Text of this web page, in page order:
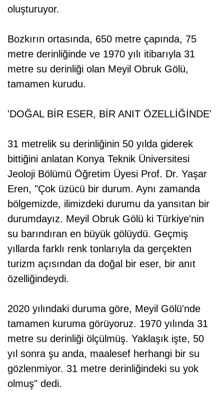
oluşturuyor.
Bozkırın ortasında, 650 metre çapında, 75
metre derinliğinde ve 1970 yılı itibarıyla 31
metre su derinliği olan Meyil Obruk Gölü,
tamamen kurudu.
'DOĞAL BİR ESER, BİR ANIT ÖZELLİĞİNDE'
31 metrelik su derinliğinin 50 yılda giderek
bittiğini anlatan Konya Teknik Üniversitesi
Jeoloji Bölümü Öğretim Üyesi Prof. Dr. Yaşar
Eren, "Çok üzücü bir durum. Aynı zamanda
bölgemizde, ilimizdeki durumu da yansıtan bir
durumdayız. Meyil Obruk Gölü ki Türkiye'nin
su barındıran en büyük gölüydü. Geçmiş
yıllarda farklı renk tonlarıyla da gerçekten
turizm açısından da doğal bir eser, bir anıt
özelliğindeydi.
2020 yılındaki duruma göre, Meyil Gölü'nde
tamamen kuruma görüyoruz. 1970 yılında 31
metre su derinliği ölçülmüş. Yaklaşık işte, 50
yıl sonra şu anda, maalesef herhangi bir su
gözlenmiyor. 31 metre derinliğindeki su yok
olmuş" dedi.